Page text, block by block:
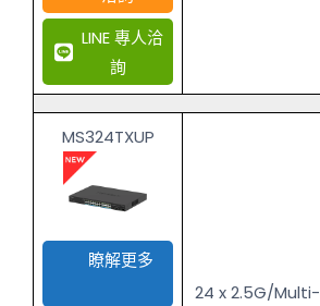
LINE 專人洽
詢
MS324TXUP
瞭解更多
24 x 2.5G/Multi-